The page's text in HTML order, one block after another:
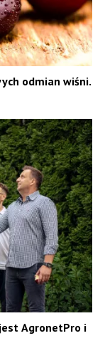
odmian wiśni.
AgronetPro i